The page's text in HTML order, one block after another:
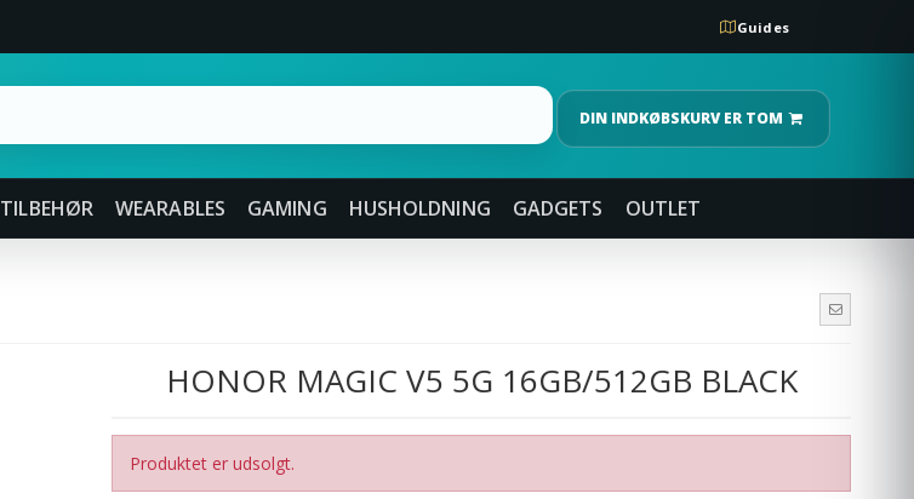
Guides
DIN INDKØBSKURV ER TOM
TILBEHØR WEARABLES GAMING HUSHOLDNING GADGETS OUTLET
HONOR MAGIC V5 5G 16GB/512GB BLACK
Produktet er udsolgt.